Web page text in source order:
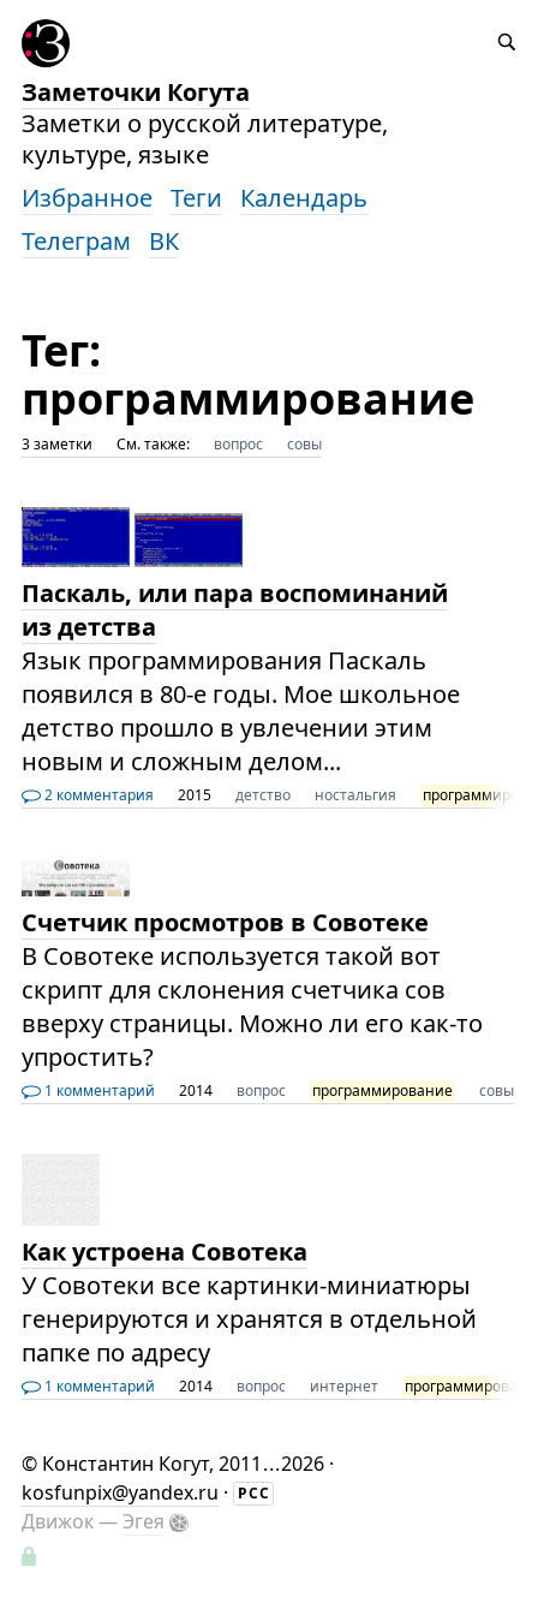
Заметочки Когута
Заметки о русской литературе,
культуре, языке
Избранное Теги
Календарь
Телеграм
ВК
Тег:
программирование
3 заметки См. также: вопрос совы
Паскаль, или пара воспоминаний
из детства
Язык программирования Паскаль
появился в 80-е годы. Мое школьное
детство прошло в увлечении этим
новым и сложным делом...
2 комментария 2015 детство ностальгия
Счетчик просмотров в Совотеке
В Совотеке используется такой вот
скрипт для склонения счетчика сов
вверху страницы. Можно ли его как-то
упростить?
1 комментарий 2014 вопрос программирование совы
Как устроена Совотека
У Совотеки все картинки-миниатюры
генерируются и хранятся в отдельной
папке по адресу
1 комментарий 2014 вопрос интернет
© Константин Когут, 2011 ...2026 ·
kosfunpix@yandex.ru · РСС
Движок —Эгея